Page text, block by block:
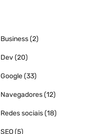
Business(2)
Dev(20)
Google(33)
Navegadores(12)
Redes sociais(18)
SEO(5)